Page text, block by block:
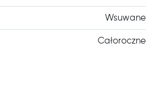
Wsuwane
Całoroczne